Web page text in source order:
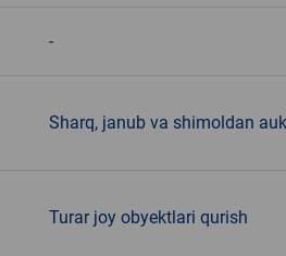
-
Sharq, janub va shimoldan
Turar joy obyektlari qurish